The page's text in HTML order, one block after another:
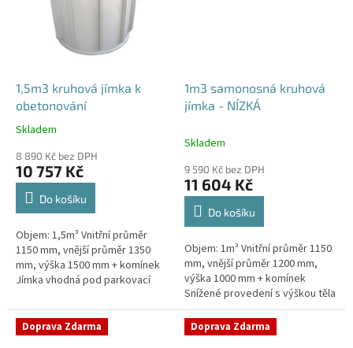
1,5m3 kruhová jímka k
obetonování
Průměrné
produktu
je
5,0
hvězdiček.
Skladem
8 890 Kč bez DPH
10 757 Kč
Do košíku
Objem: 1,5m³ Vnitřní průměr
1150 mm, vnější průměr 1350
mm, výška 1500 mm + komínek
Jímka vhodná pod parkovací
Průměr přítoku specifikujte v...
1m3 samonosná kruhová
jímka - NÍZKÁ
Skladem
9 590 Kč bez DPH
11 604 Kč
Do košíku
Objem: 1m³ Vnitřní průměr 1150
mm, vnější průměr 1200 mm,
výška 1000 mm + komínek
Snížené provedení s výškou těla
pouhý 1m! Kvalitní, pevná jímka
bez potřeby obetonování
Průměr...
Doprava Zdarma Doprava Zdarma